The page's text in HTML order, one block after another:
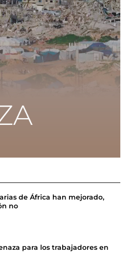
de África han mejorado,
no
para los trabajadores en